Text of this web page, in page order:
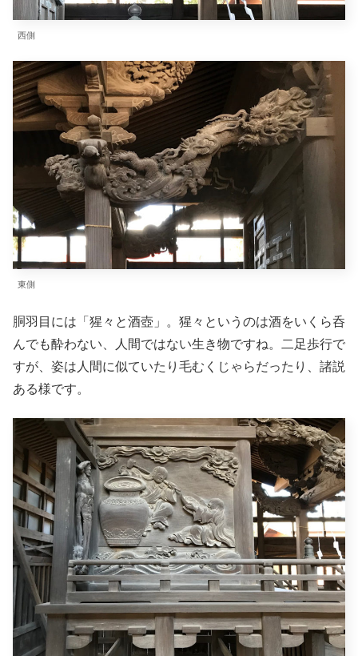
西側
東側
胴羽目には「猩々と酒壺」。猩々というのは酒をいくら呑
んでも酔わない、人間ではない生き物ですね。二足歩行で
すが、姿は人間に似ていたり毛むくじゃらだったり、諸説
ある様です。